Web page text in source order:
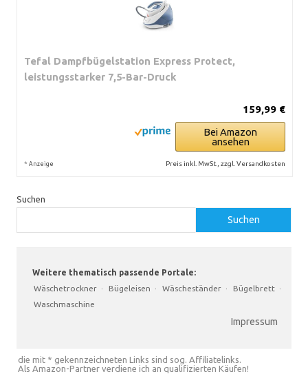
Tefal Dampfbügelstation Express Protect,
leistungsstarker 7,5-Bar-Druck
159,99 €
Bei Amazon
ansehen
* Anzeige Preis inkl. MwSt., zzgl. Versandkosten
Suchen
Suchen
Weitere thematisch passende Portale:
Wäschetrockner · Bügeleisen · Wäscheständer · Bügelbrett ·
Waschmaschine
Impressum
die mit * gekennzeichneten Links sind sog. Affiliatelinks.
Als Amazon-Partner verdiene ich an qualifizierten Käufen!